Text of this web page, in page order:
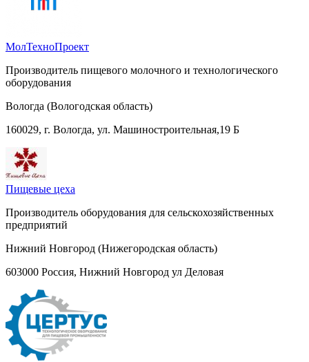
МолТехноПроект
Производитель пищевого молочного и технологического
оборудования
Вологда (Вологодская область)
160029, г. Вологда, ул. Машиностроительная,19 Б
Пищевые цеха
Производитель оборудования для сельскохозяйственных
предприятий
Нижний Новгород (Нижегородская область)
603000 Россия, Нижний Новгород ул Деловая